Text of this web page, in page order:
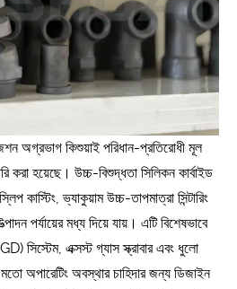
অগ্রভাগ কিশুয়াই পরিধান-প্রতিরোধী মূল
করা হয়েছে। উচ্চ-বিশুদ্ধতা সিলিকন কার্বাইড
কাস্টিং, ভ্যাকুয়াম উচ্চ-তাপমাত্রা সিন্টারিং
পর্যায়ের মধ্য দিয়ে যায়। এটি বিশেষভাবে
সিস্টেম, এক্সস্ট গ্যাস স্ক্রাবার এবং ধুলো
অপারেটিং অবস্থার চাহিদার জন্য ডিজাইন